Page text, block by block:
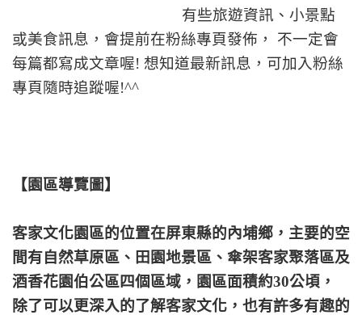
有些旅遊資訊、小景點
或美食訊息，會提前在粉絲專頁發佈， 不一定會
每篇都寫成文章喔! 想知道最新訊息，可加入粉絲
專頁隨時追蹤喔!^^
【園區導覽圖】
客家文化園區的位置在屏東縣的內埔鄉，主要的空
間有自然草原區、田園地景區、傘架客家聚落區及
酒香花園伯公區四個區域，園區面積約30公頃，
除了可以更深入的了解客家文化，也有許多有趣的